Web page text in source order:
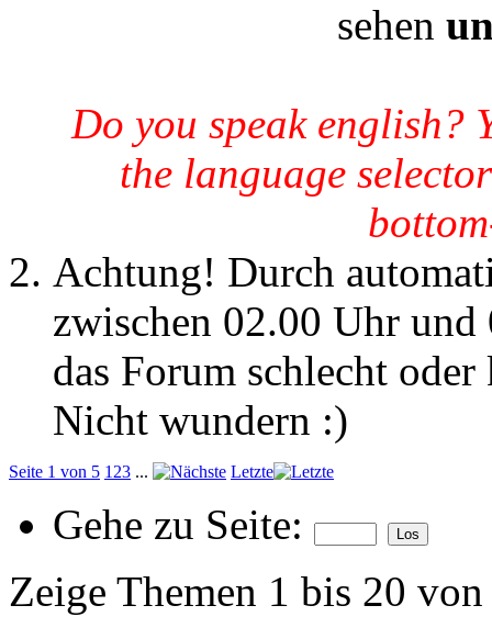
sehen
Do you speak english?
the language
Achtung! Durch
zwischen 02.00 Uhr
das Forum schlecht
Nicht wundern :)
Seite 1 von 5 1 23 ... Letzte
Gehe zu Seite:
Zeige Themen 1 bis 20